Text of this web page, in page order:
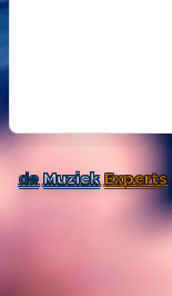
de Muziek Experts